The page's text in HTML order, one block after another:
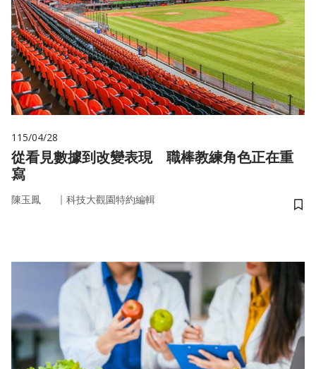
115/04/28
從看見數據到改變表現 職棒教練角色正在重
寫
陳玉鳳 ｜ 科技大觀園特約編輯
儲